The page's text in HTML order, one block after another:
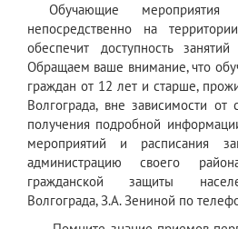
Обучающие мероприятия
непосредственно на
обеспечит доступность
Обращаем ваше внимание, что
граждан от 12 лет и старше,
Волгограда, вне зависимости от
получения подробной
мероприятий и расписания
администрацию своего
гражданской защиты
Волгограда, З.А. Зениной по